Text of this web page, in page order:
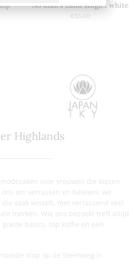
No man’s Land singlet white
€55,00
Highlands
voor vrouwen die kiezen
om verrassen en beleven: we
vaak wisselt, met verrassend veel
merken. Wie ons bezoekt treft altijd
basics, top koffie en een
stop op de Steenweg in